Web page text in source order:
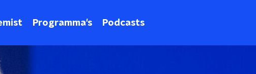
Programma's Podcasts